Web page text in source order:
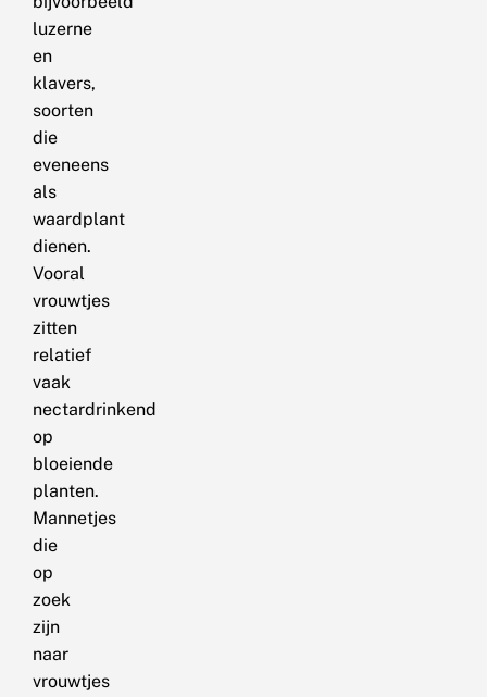
luzerne
en
klavers,
soorten
die
eveneens
als
waardplant
dienen.
Vooral
vrouwtjes
zitten
relatief
vaak
nectardrinkend
op
bloeiende
planten.
Mannetjes
die
op
zoek
zijn
naar
vrouwtjes